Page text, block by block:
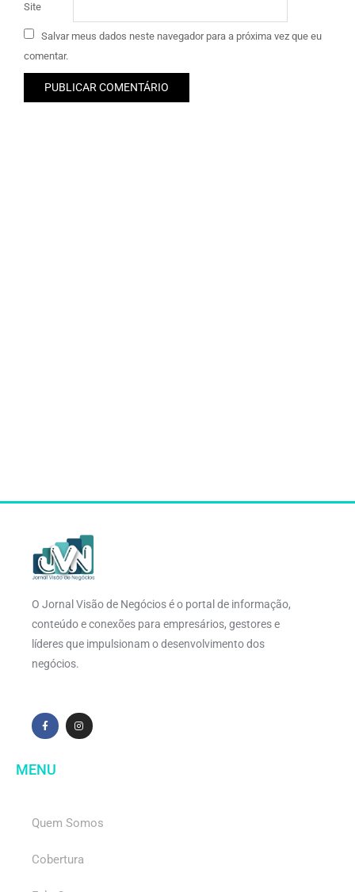
Site
Salvar meus dados neste navegador para a próxima vez que eu
comentar.
O Jornal Visão de Negócios é o portal de informação,
conteúdo e conexões para empresários, gestores e
líderes que impulsionam o desenvolvimento dos
negócios.
MENU
Quem Somos
Cobertura